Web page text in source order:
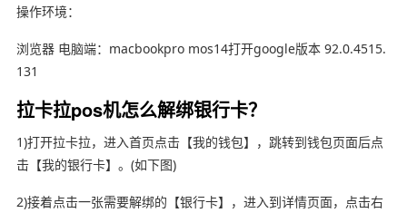
操作环境：
浏览器 电脑端：macbookpro mos14打开google版本 92.0.4515.
131
拉卡拉pos机怎么解绑银行卡？
1)打开拉卡拉，进入首页点击【我的钱包】，跳转到钱包页面后点
击【我的银行卡】。(如下图)
2)接着点击一张需要解绑的【银行卡】，进入到详情页面，点击右